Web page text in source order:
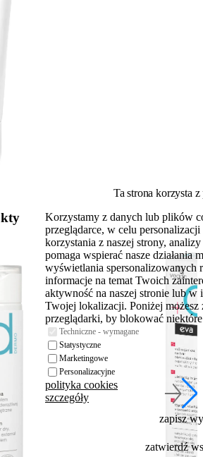
Ta strona korzysta
Korzystamy z danych lub plików
przeglądarce, w celu
korzystania z naszej strony,
pomaga wspierać nasze działania
wyświetlania spersonalizowanych
informacje na temat Twoich
aktywność na naszej stronie lub
Twojej lokalizacji. Poniżej możesz
przeglądarki, by blokować
Techniczne - wymagane
Statystyczne
Marketingowe
Personalizacyjne
polityka cookies
szczegóły
zapisz
zatwierdź